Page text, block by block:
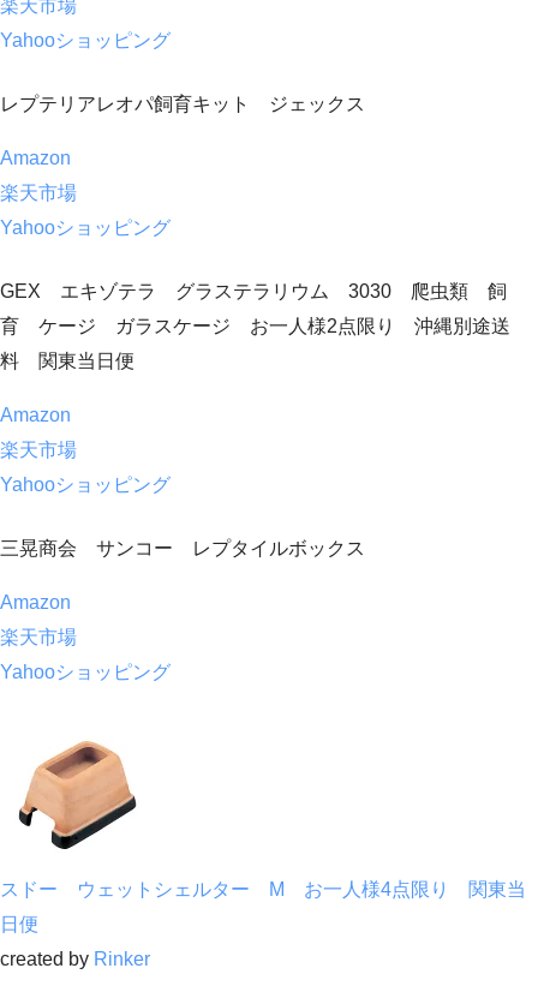
楽天市場
Yahooショッピング
レプテリアレオパ飼育キット ジェックス
Amazon
楽天市場
Yahooショッピング
GEX エキゾテラ グラステラリウム 3030 爬虫類 飼
育 ケージ ガラスケージ お一人様2点限り 沖縄別途送
料 関東当日便
Amazon
楽天市場
Yahooショッピング
三晃商会 サンコー レプタイルボックス
Amazon
楽天市場
Yahooショッピング
スドー ウェットシェルター M お一人様4点限り 関東当
日便
created by Rinker